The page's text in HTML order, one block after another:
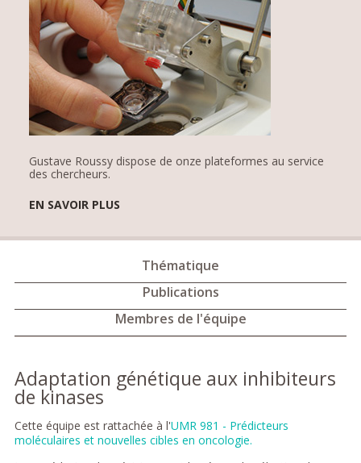
Gustave Roussy dispose de onze plateformes au service
des chercheurs.
EN SAVOIR PLUS
Thématique
Publications
Membres de l'équipe
Adaptation génétique aux inhibiteurs
de kinases
Cette équipe est rattachée à l'UMR 981 - Prédicteurs
moléculaires et nouvelles cibles en oncologie.